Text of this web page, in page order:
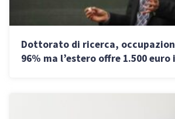
Dottorato di ricerca,
96% ma l’estero offre 1.500 euro